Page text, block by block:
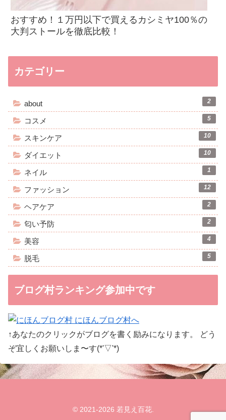
おすすめ！１万円以下で買えるカシミヤ100％の
大判ストールを徹底比較！
カテゴリー
about 2
コスメ 5
スキンケア 10
ダイエット 10
ネイル 1
ファッション 12
ヘアケア 2
匂い予防 2
美容 4
脱毛 5
ブログ村ランキング参加中です
↑あなたのクリックがブログを書く励みになります。 どう
ぞ宜しくお願いしま〜す(*'▽'*)
© 2021-2026 若見え百花.